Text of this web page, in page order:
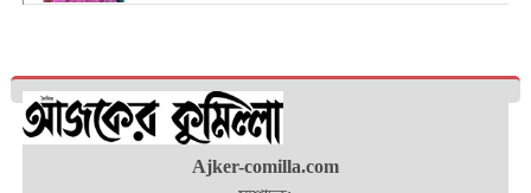
চৌদ্দগ্রামে বাবার বাড়ি থেকে ফেরার পথে ট্রেনে কাটা
পড়ে প্রাণ গেল বৃদ্ধার
কুমিল্লায় ৬৭ কেজি গাঁজাসহ আটক ১
Ajker-comilla.com